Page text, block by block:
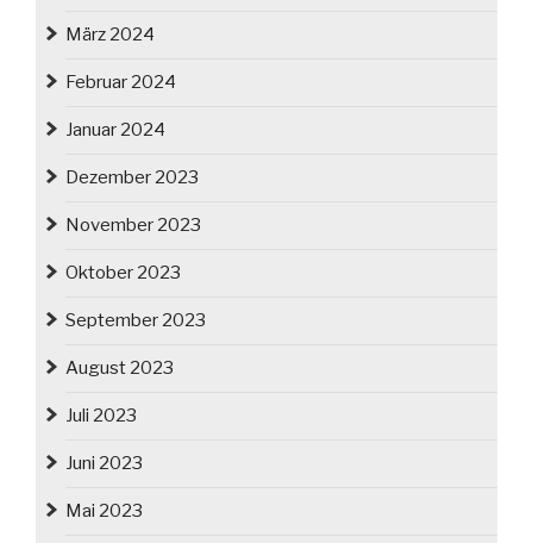
März 2024
Februar 2024
Januar 2024
Dezember 2023
November 2023
Oktober 2023
September 2023
August 2023
Juli 2023
Juni 2023
Mai 2023